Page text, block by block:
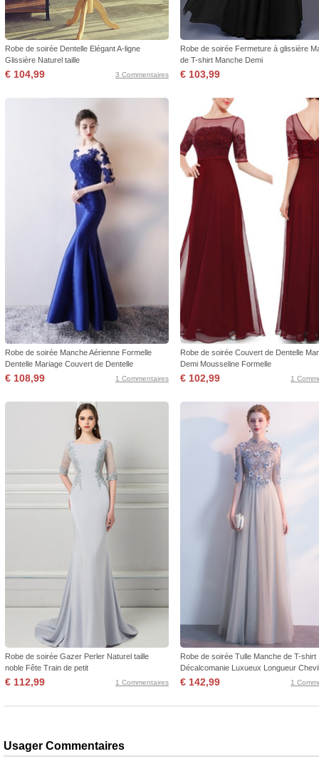
Robe de soirée Dentelle Elégant A-ligne
Glissière Naturel taille
€ 104,99 3 Commentaires
Robe de soirée Fermeture à glissière
de T-shirt Manche Demi
€ 103,99
Robe de soirée Manche Aérienne Formelle
Dentelle Mariage Couvert de Dentelle
€ 108,99 1 Commentaires
Robe de soirée Couvert de Dentelle
Demi Mousseline Formelle
€ 102,99 1
Robe de soirée Gazer Perler Naturel taille
noble Fête Train de petit
€ 112,99 1 Commentaires
Robe de soirée Tulle Manche de T-shirt
Décalcomanie Luxueux Longueur
€ 142,99 1
Usager Commentaires